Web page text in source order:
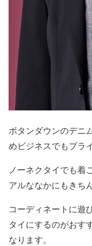
ボタンダウンのデニ
めビジネスでもプラ
ノーネクタイでも着
アルななかにもきち
コーディネートに遊
タイにするのがおす
なります。